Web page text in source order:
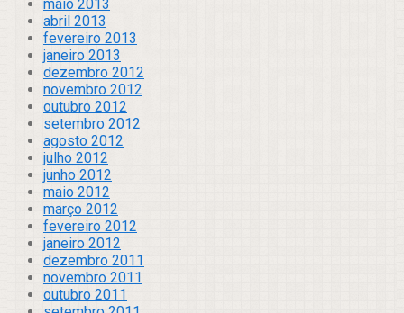
maio 2013
abril 2013
fevereiro 2013
janeiro 2013
dezembro 2012
novembro 2012
outubro 2012
setembro 2012
agosto 2012
julho 2012
junho 2012
maio 2012
março 2012
fevereiro 2012
janeiro 2012
dezembro 2011
novembro 2011
outubro 2011